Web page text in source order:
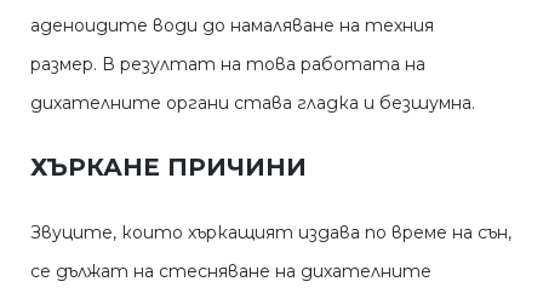
аденоидите води до намаляване на техния
размер. В резултат на това работата на
дихателните органи става гладка и безшумна.
ХЪРКАНЕ ПРИЧИНИ
Звуците, които хъркащият издава по време на сън,
се дължат на стесняване на дихателните